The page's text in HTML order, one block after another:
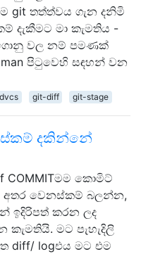
git තත්ත්වය ගැන දනිමි
දැකීමට මා කැමතිය -
වල නම් පමණක්
පිටුවෙහි සඳහන් වන
dvcs git-diff git-stage
දකින්නේ
කොමිට්
අතර වෙනස්කම් බලන්න,
ඉදිරිපත් කරන ලද
මට පැහැදිලි
diff/ logඑය මට එම